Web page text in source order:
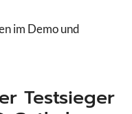
im Demo und
Testsieger